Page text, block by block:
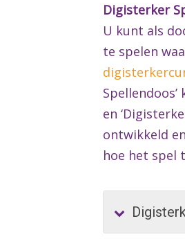
Digisterker
U kunt als
te spelen
en
ontwikkeld
hoe het spel